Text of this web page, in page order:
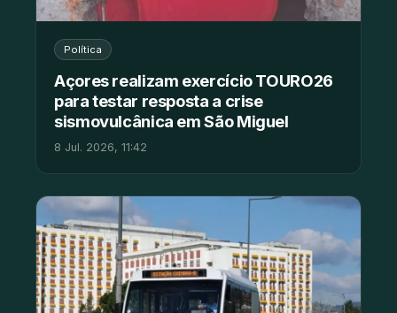
Política
Açores realizam exercício TOURO26
para testar resposta a crise
sismovulcânica em São Miguel
8 Jul. 2026, 11:42